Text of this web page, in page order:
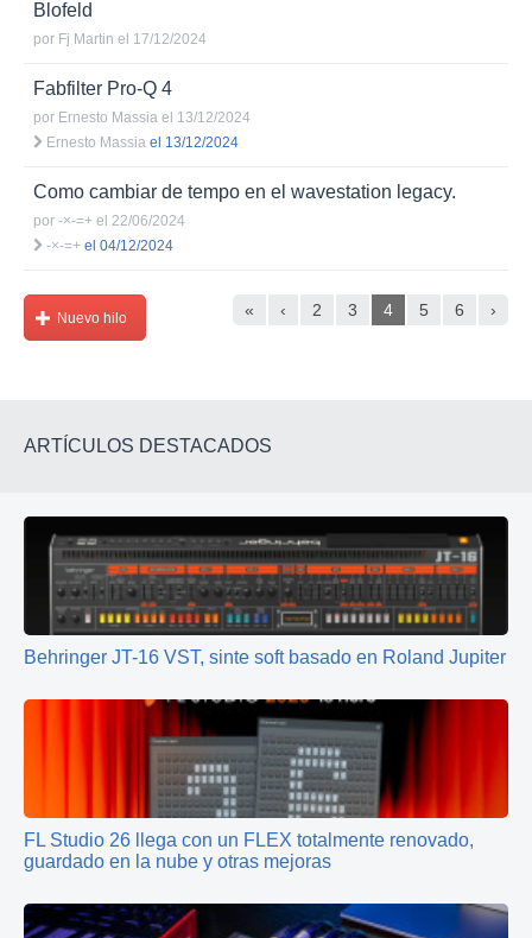
Blofeld
por Fj Martin el 17/12/2024
Fabfilter Pro-Q 4
por Ernesto Massia el 13/12/2024
Ernesto Massia el 13/12/2024
Como cambiar de tempo en el wavestation legacy.
por -×-=+ el 22/06/2024
-×-=+ el 04/12/2024
« ‹ 2 3 4 5 6 ›
Nuevo hilo
ARTÍCULOS DESTACADOS
Behringer JT-16 VST, sinte soft basado en Roland Jupiter
FL Studio 26 llega con un FLEX totalmente renovado,
guardado en la nube y otras mejoras